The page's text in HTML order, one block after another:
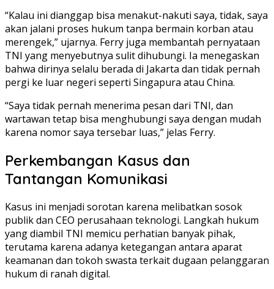
“Kalau ini dianggap bisa menakut-nakuti saya, tidak, saya
akan jalani proses hukum tanpa bermain korban atau
merengek,” ujarnya. Ferry juga membantah pernyataan
TNI yang menyebutnya sulit dihubungi. Ia menegaskan
bahwa dirinya selalu berada di Jakarta dan tidak pernah
pergi ke luar negeri seperti Singapura atau China.
“Saya tidak pernah menerima pesan dari TNI, dan
wartawan tetap bisa menghubungi saya dengan mudah
karena nomor saya tersebar luas,” jelas Ferry.
Perkembangan Kasus dan
Tantangan Komunikasi
Kasus ini menjadi sorotan karena melibatkan sosok
publik dan CEO perusahaan teknologi. Langkah hukum
yang diambil TNI memicu perhatian banyak pihak,
terutama karena adanya ketegangan antara aparat
keamanan dan tokoh swasta terkait dugaan pelanggaran
hukum di ranah digital.